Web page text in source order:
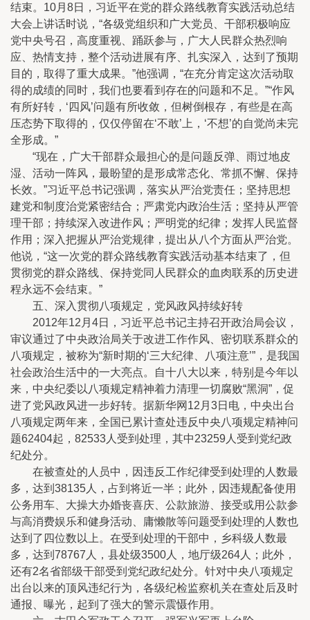
结束。10月8日，习近平在党的群众路线教育实践活动总结
大会上讲话时说，“各级党组织和广大党员、干部积极响应
党中央号召，高度重视、踊跃参与，广大人民群众热烈响
应、热情支持，整个活动进展有序、扎实深入，达到了预期
目的，取得了重大成果。”他强调，“在充分肯定这次活动取
得的成绩的同时，我们也要看到存在的问题和不足。”“作风
有所好转，‘四风’问题有所收敛，但树倒根存，有些是在高
压态势下取得的，仅仅停留在‘不敢’上，‘不想’的自觉尚未完
全形成。”
“现在，广大干部群众最担心的是问题反弹、雨过地皮
湿、活动一阵风，最盼望的是形成常态化、常抓不懈、保持
长效。”习近平总书记强调，落实从严治党责任；坚持思想
建党和制度治党紧密结合；严肃党内政治生活；坚持从严管
理干部；持续深入改进作风；严明党的纪律；发挥人民监督
作用；深入把握从严治党规律，提出从八个方面从严治党。
他说，“这一次党的群众路线教育实践活动基本结束了，但
贯彻党的群众路线、保持党同人民群众的血肉联系的历史进
程永远不会结束。”
五、深入贯彻八项规定，党风政风持续好转
2012年12月4日，习近平总书记主持召开政治局会议，
审议通过了中央政治局关于改进工作作风、密切联系群众的
八项规定，被称为“新时期的‘三大纪律、八项注意’”，是我国
社会政治生活中的一大亮点。自十八大以来，特别是今年以
来，中央纪委以八项规定精神着力清理一切腐败“黑洞”，促
进了党风政风进一步好转。据新华网12月3日电，中央出台
八项规定两年来，全国已累计查处违反中央八项规定精神问
题62404起，82533人受到处理，其中23259人受到党纪政
纪处分。
在被查处的人员中，因违反工作纪律受到处理的人数最
多，达到38135人，占到将近一半；此外，因违规配备使用
公务用车、大操大办婚丧喜庆、公款旅游、接受或用公款参
与高消费娱乐和健身活动、庸懒散等问题受到处理的人数也
达到了四位数以上。在受到处理的干部中，乡科级人数最
多，达到78767人，县处级3500人，地厅级264人；此外，
还有2名省部级干部受到党纪政纪处分。针对中央八项规定
出台以来的顶风违纪行为，各级纪检监察机关在查处后及时
通报、曝光，起到了强大的警示震慑作用。